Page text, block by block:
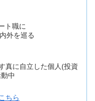
ト職に
外を巡る
真に自立した個人(投資
中
ちら